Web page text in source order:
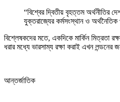
“বিশ্বের দ্বিতীয় বৃহত্তম অর্থনীতির
যুক্তরাজ্যের কর্মসংস্থান ও
বিশ্লেষকদের মতে, একদিকে মার্কিন মিত্রতা
ধরার মধ্যে ভারসাম্য রক্ষা করাই এখন
আন্তর্জাতিক